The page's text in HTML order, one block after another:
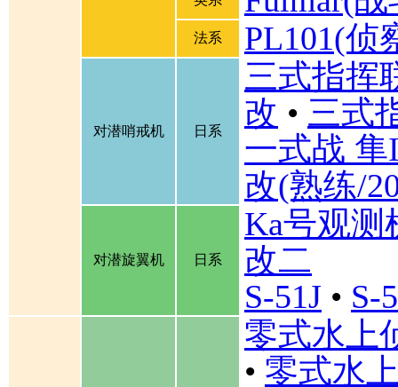
法系 PL101(侦
对潜哨戒机 日系
三式指挥
改 • 三式
一式战
改(熟练/
对潜旋翼机 日系
Ka号观测
改二
S-51J • S-
零式水上
• 零式水